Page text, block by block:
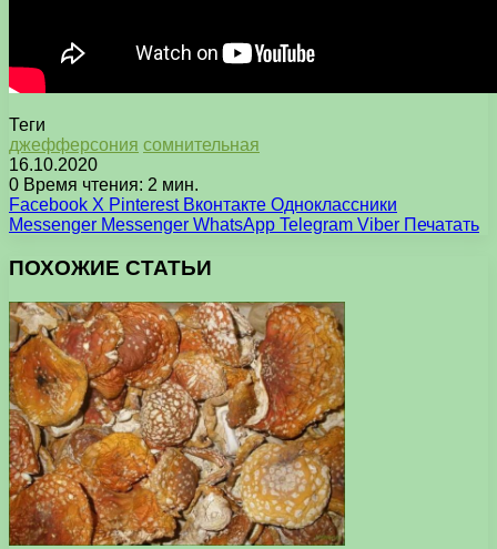
Теги
джефферсония сомнительная
16.10.2020
0 Время чтения: 2 мин.
Facebook X Pinterest Вконтакте Одноклассники
Messenger Messenger WhatsApp Telegram Viber Печатать
ПОХОЖИЕ СТАТЬИ